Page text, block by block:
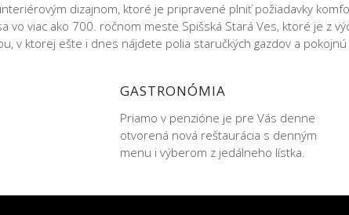
dizajnom, ktoré je pripravené plniť požiadavky
vo viac ako 700. ročnom meste Spišská Stará Ves, ktoré je z
v ktorej ešte i dnes nájdete polia staručkých gazdov a
GASTRONÓMIA
Priamo v penzióne je pre Vás denne
otvorená nová reštaurácia s denným
menu i výberom z jedálneho lístka.